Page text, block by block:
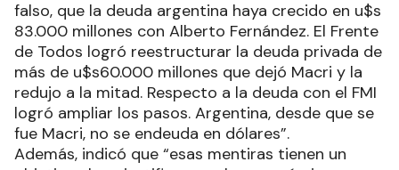
falso, que la deuda argentina haya crecido en u$s
83.000 millones con Alberto Fernández. El Frente
de Todos logró reestructurar la deuda privada de
más de u$s60.000 millones que dejó Macri y la
redujo a la mitad. Respecto a la deuda con el FMI
logró ampliar los pasos. Argentina, desde que se
fue Macri, no se endeuda en dólares”.
Además, indicó que “esas mentiras tienen un